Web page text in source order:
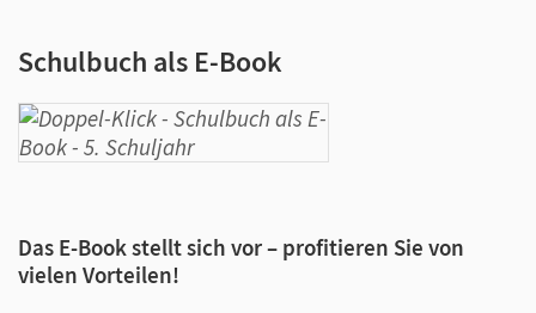
Schulbuch als E-Book
Das E-Book stellt sich vor – profitieren Sie von
vielen Vorteilen!